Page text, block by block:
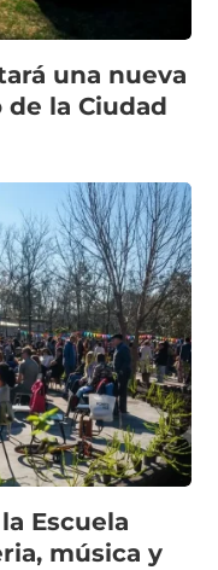
una nueva
la Ciudad
Escuela
música y